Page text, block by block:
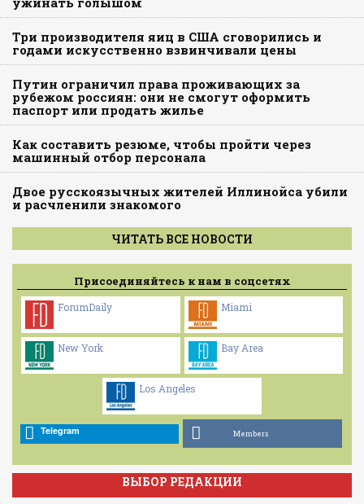
Три производителя яиц в США сговорились и
годами искусственно взвинчивали цены
Путин ограничил права проживающих за
рубежом россиян: они не смогут оформить
паспорт или продать жилье
Как составить резюме, чтобы пройти через
машинный отбор персонала
Двое русскоязычных жителей Иллинойса убили
и расчленили знакомого
ЧИТАТЬ ВСЕ НОВОСТИ
Присоединяйтесь к нам в соцсетях
ForumDaily Miami
New York Bay Area
Los Angeles
Telegram Members
ВЫБОР РЕДАКЦИИ